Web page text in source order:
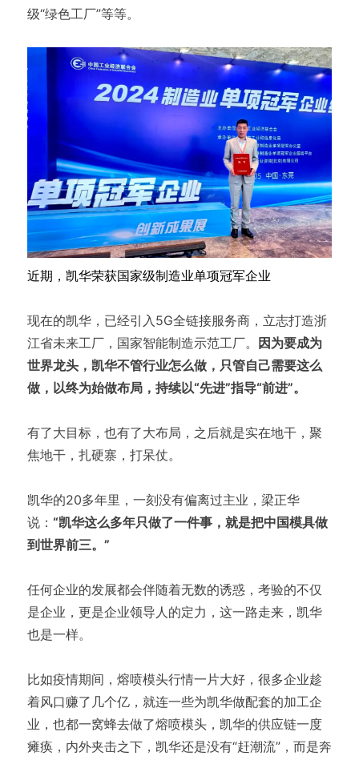
级“绿色工厂”等等。
近期，凯华荣获国家级制造业单项冠军企业
现在的凯华，已经引入5G全链接服务商，立志打造浙
江省未来工厂，国家智能制造示范工厂。
因为要成为
世界龙头，凯华不管行业怎么做，只管自己需要这么
做，以终为始做布局，持续以“先进”指导“前进”。
有了大目标，也有了大布局，之后就是实在地干，聚
焦地干，扎硬寨，打呆仗。
凯华的20多年里，一刻没有偏离过主业，梁正华
说： “凯华这么多年只做了一件事，就是把中国模具做
到世界前三。”
任何企业的发展都会伴随着无数的诱惑，考验的不仅
是企业，更是企业领导人的定力，这一路走来，凯华
也是一样。
比如疫情期间，熔喷模头行情一片大好，很多企业趁
着风口赚了几个亿，就连一些为凯华做配套的加工企
业，也都一窝蜂去做了熔喷模头，凯华的供应链一度
瘫痪，内外夹击之下，凯华还是没有“赶潮流”，而是奔